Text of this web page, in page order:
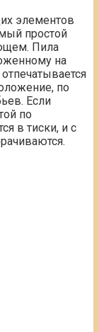
элементов
простой
Пила
на
по
Если
по
в тиски, и с